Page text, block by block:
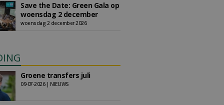
Save the Date: Green Gala op
woensdag 2 december
woensdag 2 december 2026
Groene transfers juli
09-07-2026 | NIEUWS